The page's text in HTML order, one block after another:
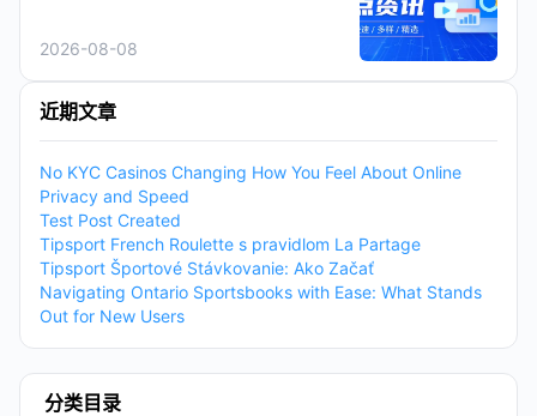
2026-08-08
近期文章
No KYC Casinos Changing How You Feel About Online
Privacy and Speed
Test Post Created
Tipsport French Roulette s pravidlom La Partage
Tipsport Športové Stávkovanie: Ako Začať
Navigating Ontario Sportsbooks with Ease: What Stands
Out for New Users
分类目录